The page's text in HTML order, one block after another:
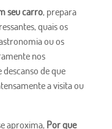
seu carro, prepara
quais os
ou os
nos
de que
a visita ou
aproxima, Por que